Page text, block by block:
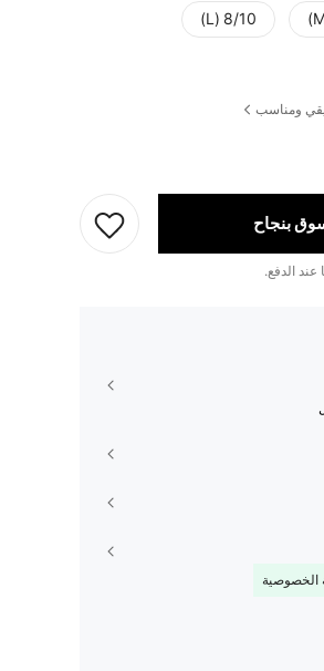
8/10 (L)
ومناسب
بنجاح
الدفع.
الخصوصية